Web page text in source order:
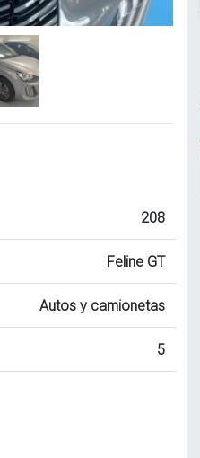
208
Feline GT
Autos y camionetas
5